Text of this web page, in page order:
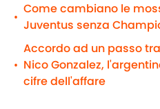
•
Come cambiano le
Juventus senza
•
Accordo ad un passo
Nico Gonzalez,
cifre dell'affare